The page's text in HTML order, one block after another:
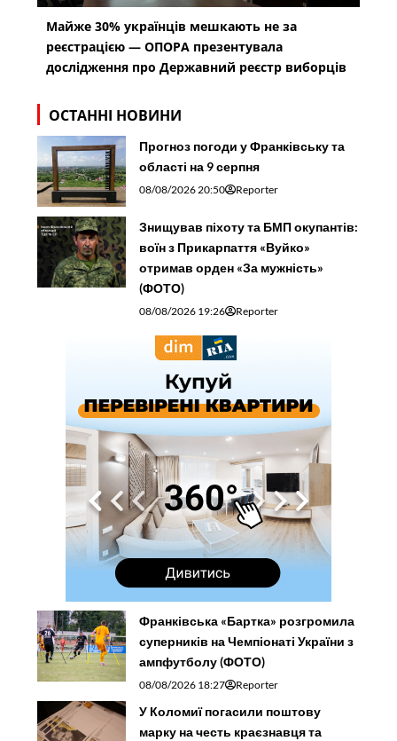
Майже 30% українців мешкають не за
реєстрацією — ОПОРА презентувала
дослідження про Державний реєстр виборців
ОСТАННІ НОВИНИ
Прогноз погоди у Франківську та
області на 9 серпня
08/08/2026 20:50 Reporter
Знищував піхоту та БМП окупантів:
воїн з Прикарпаття «Вуйко»
отримав орден «За мужність»
(ФОТО)
08/08/2026 19:26 Reporter
Франківська «Бартка» розгромила
суперників на Чемпіонаті України з
ампфутболу (ФОТО)
08/08/2026 18:27 Reporter
У Коломиї погасили поштову
марку на честь краєзнавця та